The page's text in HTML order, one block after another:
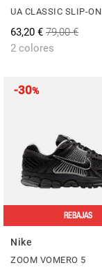
UA CLASSIC SLIP-ON
63,20 € 79,00 €
2 colores
-30%
REBAJAS
Nike
ZOOM VOMERO 5